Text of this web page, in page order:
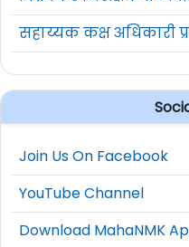
सहाय्यक कक्ष अधिकारी
Join Us On Facebook
YouTube Channel
Download MahaNMK